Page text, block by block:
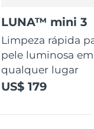
LUNA™ mini 3
Limpeza rápida
pele luminosa em
qualquer lugar
US$ 179